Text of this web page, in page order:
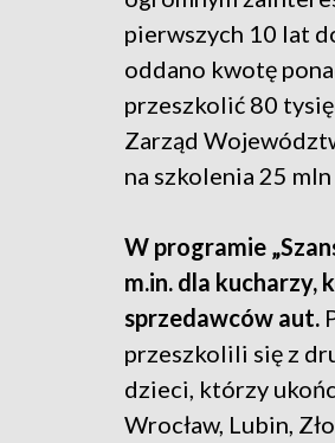
pierwszych 10 lat
oddano kwotę
przeszkolić 80
Zarząd
na szkolenia 25 mln
W programie
m.in. dla kucharzy,
sprzedawców aut.
przeszkolili się z
dzieci, którzy
Wrocław, Lubin,